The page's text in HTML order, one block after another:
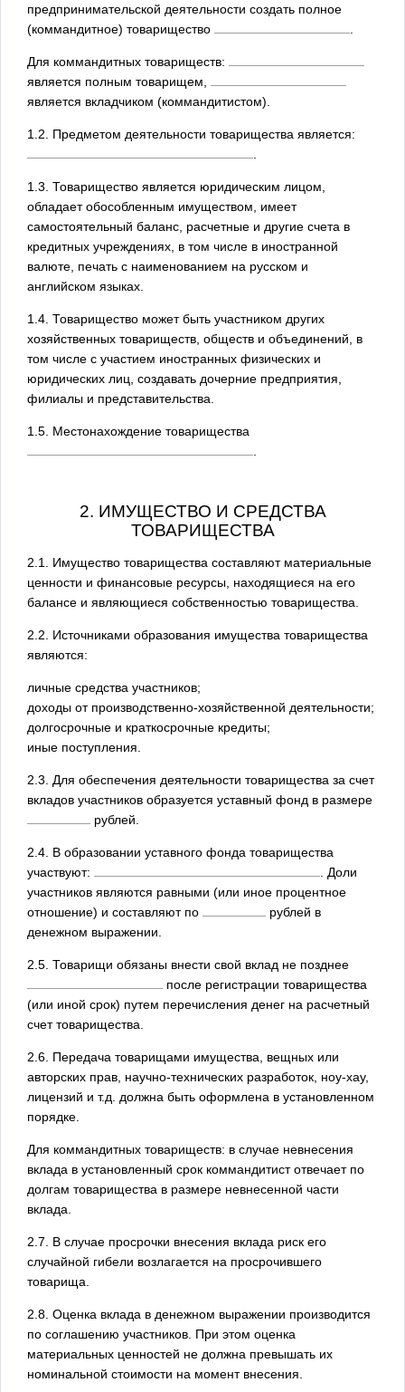
предпринимательской деятельности создать полное
(коммандитное) товарищество
Для коммандитных товариществ:
является полным товарищем,
является вкладчиком (коммандитистом).
1.2. Предметом деятельности товарищества является:
1.3. Товарищество является юридическим лицом,
обладает обособленным имуществом, имеет
самостоятельный баланс, расчетные и другие счета в
кредитных учреждениях, в том числе в иностранной
валюте, печать с наименованием на русском и
английском языках.
1.4. Товарищество может быть участником других
хозяйственных товариществ, обществ и объединений, в
том числе с участием иностранных физических и
юридических лиц, создавать дочерние предприятия,
филиалы и представительства.
1.5. Местонахождение товарищества
2. ИМУЩЕСТВО И СРЕДСТВА
ТОВАРИЩЕСТВА
2.1. Имущество товарищества составляют материальные
ценности и финансовые ресурсы, находящиеся на его
балансе и являющиеся собственностью товарищества.
2.2. Источниками образования имущества товарищества
являются:
личные средства участников;
доходы от производственно-хозяйственной деятельности;
долгосрочные и краткосрочные кредиты;
иные поступления.
2.3. Для обеспечения деятельности товарищества за счет
вкладов участников образуется уставный фонд в размере
рублей.
2.4. В образовании уставного фонда товарищества
участвуют:
. Доли
участников являются равными (или иное процентное
отношение) и составляют по
рублей в
денежном выражении.
2.5. Товарищи обязаны внести свой вклад не позднее
после регистрации товарищества
(или иной срок) путем перечисления денег на расчетный
счет товарищества.
2.6. Передача товарищами имущества, вещных или
авторских прав, научно-технических разработок, ноу-хау,
лицензий и т.д. должна быть оформлена в установленном
порядке.
Для коммандитных товариществ: в случае невнесения
вклада в установленный срок коммандитист отвечает по
долгам товарищества в размере невнесенной части
вклада.
2.7. В случае просрочки внесения вклада риск его
случайной гибели возлагается на просрочившего
товарища.
2.8. Оценка вклада в денежном выражении производится
по соглашению участников. При этом оценка
материальных ценностей не должна превышать их
номинальной стоимости на момент внесения.